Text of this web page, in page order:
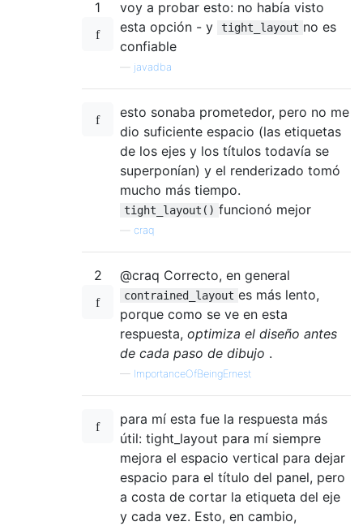
1
voy a probar esto: no había visto
esta opción - y
tight_layout no es
confiable
javadba
esto sonaba prometedor, pero no me
dio suficiente espacio (las etiquetas
de los ejes y los títulos todavía se
superponían) y el renderizado tomó
mucho más tiempo.
tight_layout() funcionó mejor
craq
2 @craq Correcto, en general
contrained_layout es más lento,
porque como se ve en esta
respuesta, optimiza el diseño antes
de cada paso de dibujo .
— ImportanceOfBeingErnest
para mí esta fue la respuesta más
útil: tight_layout para mí siempre
mejora el espacio vertical para dejar
espacio para el título del panel, pero
a costa de cortar la etiqueta del eje
y cada vez. Esto, en cambio,